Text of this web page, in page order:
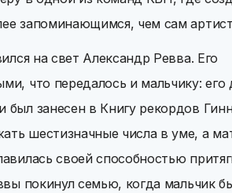
запоминающимся, чем сам
на свет Александр Ревва. Его
что передалось и мальчику: его
занесен в Книгу рекордов
шестизначные числа в уме, а
своей способностью
покинул семью, когда мальчик